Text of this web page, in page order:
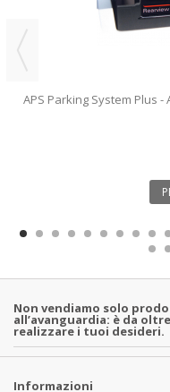
APS Parking System Plus
Non vendiamo solo
all’avanguardia: è da
realizzare i tuoi desideri.
Informazioni